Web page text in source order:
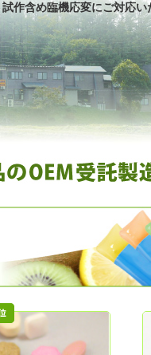
作含め臨機応変にご対応い